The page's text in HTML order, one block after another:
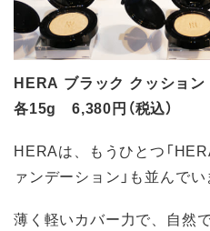
HERA ブラック クッショ
各15g 6,380円（税込）
HERAは、もうひとつ「
ァンデーション」も並んでい
薄く軽いカバー力で、自然